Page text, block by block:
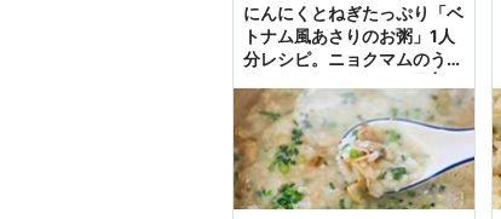
にんにくとねぎたっぷり「ベ
トナム風あさりのお粥」1人
分レシピ。ニョクマムのうま
ットペッパーグルメ